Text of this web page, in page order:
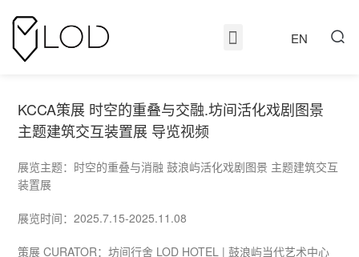
EN
KCCA策展 时空的重叠与交融.坊间活化戏剧图景
主题建筑交互装置展 导览视频
展览主题：时空的重叠与消融 鼓浪屿活化戏剧图景 主题建筑交互
装置展
展览时间：2025.7.15-2025.11.08
策展 CURATOR：坊间⾏舍 LOD HOTEL | 鼓浪屿当代艺术中心